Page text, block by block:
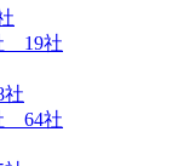
19社
64社